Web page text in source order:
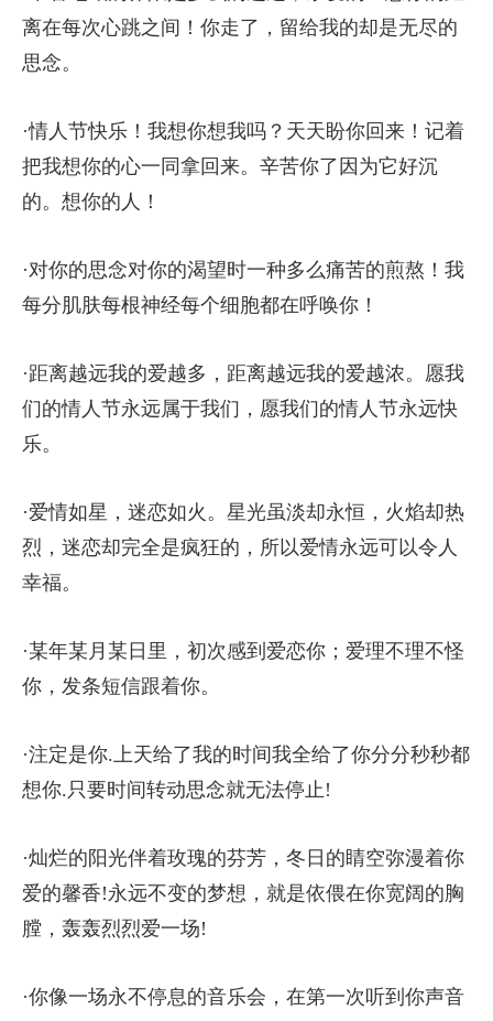
离在每次心跳之间！你走了，留给我的却是无尽的
思念。
·情人节快乐！我想你想我吗？天天盼你回来！记着
把我想你的心一同拿回来。辛苦你了因为它好沉
的。想你的人！
·对你的思念对你的渴望时一种多么痛苦的煎熬！我
每分肌肤每根神经每个细胞都在呼唤你！
·距离越远我的爱越多，距离越远我的爱越浓。愿我
们的情人节永远属于我们，愿我们的情人节永远快
乐。
·爱情如星，迷恋如火。星光虽淡却永恒，火焰却热
烈，迷恋却完全是疯狂的，所以爱情永远可以令人
幸福。
·某年某月某日里，初次感到爱恋你；爱理不理不怪
你，发条短信跟着你。
·注定是你.上天给了我的时间我全给了你分分秒秒都
想你.只要时间转动思念就无法停止!
·灿烂的阳光伴着玫瑰的芬芳，冬日的睛空弥漫着你
爱的馨香!永远不变的梦想，就是依偎在你宽阔的胸
膛，轰轰烈烈爱一场!
·你像一场永不停息的音乐会，在第一次听到你声音